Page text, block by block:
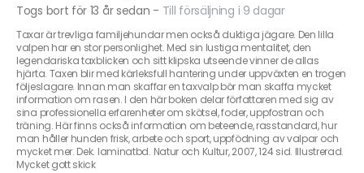
Togs bort för 13 år sedan - Till försäljning i 9 dagar
Taxar är trevliga familjehundar men också duktiga jägare. Den lilla
valpen har en stor personlighet. Med sin lustiga mentalitet, den
legendariska taxblicken och sitt klipska utseende vinner de allas
hjärta. Taxen blir med kärleksfull hantering under uppväxten en trogen
följeslagare. Innan man skaffar en taxvalp bör man skaffa mycket
information om rasen. I den här boken delar författaren med sig av
sina professionella erfarenheter om skötsel, foder, uppfostran och
träning. Här finns också information om beteende, rasstandard, hur
man håller hunden frisk, arbete och sport, uppfödning av valpar och
mycket mer. Dek. laminatbd. Natur och Kultur, 2007, 124 sid. Illustrerad.
Mycket gott skick